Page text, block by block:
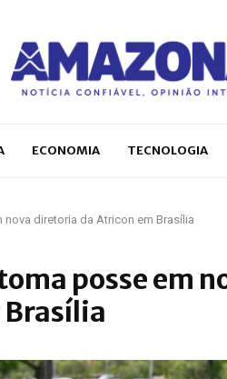
ECONOMIA TECNOLOGIA
nova diretoria da Atricon em Brasília
posse em